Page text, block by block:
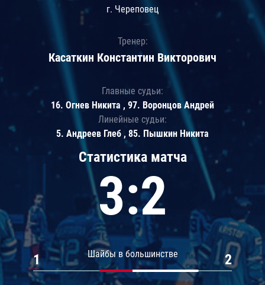
Статистика матча
3:2
Шайбы в большинстве
1 2
г. Череповец
Тренер:
Касаткин Константин Викторович
Главные судьи:
16. Огнев Никита , 97. Воронцов Андрей
Линейные судьи:
5. Андреев Глеб , 85. Пышкин Никита